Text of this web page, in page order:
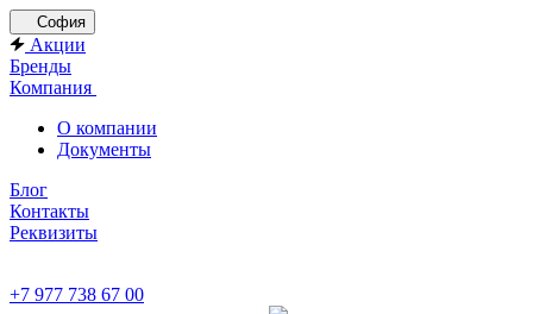
София
Акции
Бренды
Компания
О компании
Документы
Блог
Контакты
Реквизиты
+7 977 738 67 00